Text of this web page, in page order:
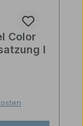
Color
I